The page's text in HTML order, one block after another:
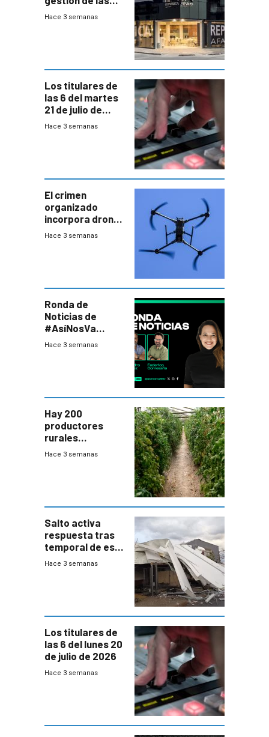
cuentas
Hace 3 semanas
Los titulares de
las 6 del martes
21 de julio de
2026
Hace 3 semanas
El crimen
organizado
incorpora drones
y abre un nuevo
Hace 3 semanas
Ronda de
Noticias de
#AsíNosVa
(20/7/26)
Hace 3 semanas
Hay 200
productores
rurales
afectados tras
Hace 3 semanas
Salto activa
respuesta tras
temporal de este
sábado con
Hace 3 semanas
Los titulares de
las 6 del lunes 20
de julio de 2026
Hace 3 semanas